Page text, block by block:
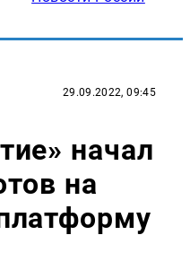
29.09.2022, 09:45
начал
на